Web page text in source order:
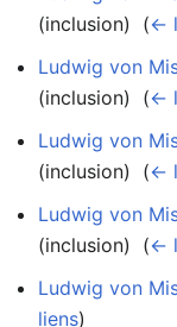
(inclusion) ‎ (←
Ludwig von
(inclusion) ‎ (←
Ludwig von
(inclusion) ‎ (←
Ludwig von
(inclusion) ‎ (←
Ludwig von
liens)